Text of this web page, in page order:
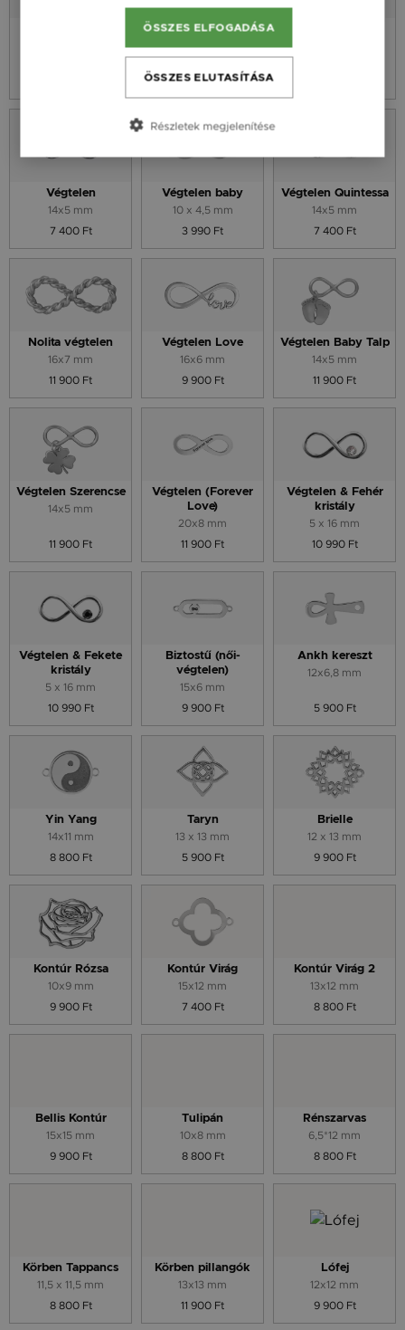
Essence Z
10 mm
9 900 Ft
Végtelen
14x5 mm
7 400 Ft
Végtelen baby
10 x 4,5 mm
3 990 Ft
Végtelen Quintessa
14x5 mm
7 400 Ft
Nolita végtelen
16x7 mm
11 900 Ft
Végtelen Love
16x6 mm
9 900 Ft
Végtelen Baby Talp
14x5 mm
11 900 Ft
Végtelen Szerencse
14x5 mm
11 900 Ft
Végtelen (Forever
Love)
20x8 mm
11 900 Ft
Végtelen & Fehér
kristály
5 x 16 mm
10 990 Ft
Végtelen & Fekete
kristály
5 x 16 mm
10 990 Ft
Biztostű (női-
végtelen)
15x6 mm
9 900 Ft
Ankh kereszt
12x6,8 mm
5 900 Ft
Yin Yang
14x11 mm
8 800 Ft
Taryn
13 x 13 mm
5 900 Ft
Brielle
12 x 13 mm
9 900 Ft
Kontúr Rózsa
10x9 mm
9 900 Ft
Kontúr Virág
15x12 mm
7 400 Ft
Kontúr Virág 2
13x12 mm
8 800 Ft
Bellis Kontúr
15x15 mm
9 900 Ft
Tulipán
10x8 mm
8 800 Ft
Rénszarvas
6,5*12 mm
8 800 Ft
Körben Tappancs
11,5 x 11,5 mm
8 800 Ft
Körben pillangók
13x13 mm
11 900 Ft
Lófej
12x12 mm
9 900 Ft
ÖSSZES ELFOGADÁSA
ÖSSZES ELUTASÍTÁSA
Részletek megjelenítése